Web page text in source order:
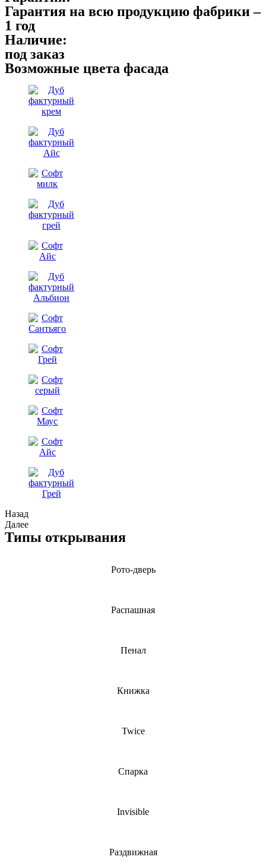
Гарантия на всю продукцию фабрики –
1 год
Наличие:
под заказ
Возможные цвета фасада
Назад
Далее
Типы открывания
Рото-дверь
Распашная
Пенал
Книжка
Twice
Спарка
Invisible
Раздвижная